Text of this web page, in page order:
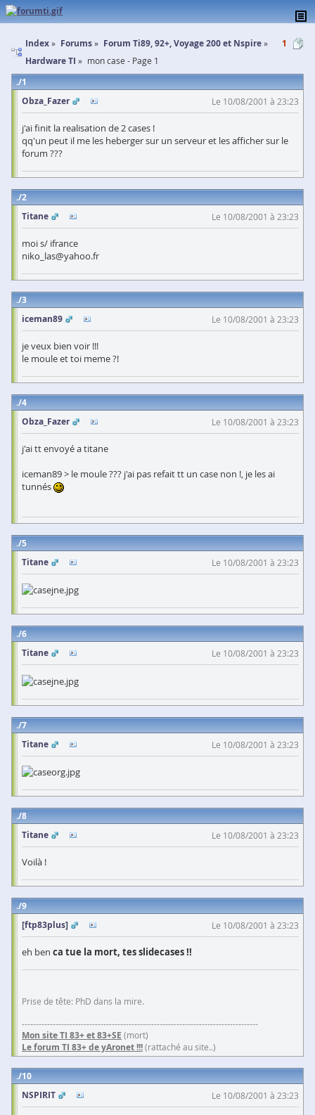
Index Forums
Forum Ti89, 92+, Voyage 200 et Nspire
Hardware TI
mon case - Page 1
1
1
Obza_Fazer
Le 10/08/2001 à 23:23
j'ai finit la realisation de 2 cases !
qq'un peut il me les heberger sur un serveur et les afficher sur le
forum ???
2
Titane
Le 10/08/2001 à 23:23
moi s/ ifrance
niko_las@yahoo.fr
3
iceman89
Le 10/08/2001 à 23:23
je veux bien voir !!!
le moule et toi meme ?!
4
Obza_Fazer
Le 10/08/2001 à 23:23
j'ai tt envoyé a titane
iceman89 > le moule ??? j'ai pas refait tt un case non !, je les ai
tunnés
5
Titane
Le 10/08/2001 à 23:23
6
Titane
Le 10/08/2001 à 23:23
7
Titane
Le 10/08/2001 à 23:23
8
Titane
Le 10/08/2001 à 23:23
Voilà !
9
[ftp83plus]
Le 10/08/2001 à 23:23
eh ben ca tue la mort, tes slidecases !!
Prise de tête: PhD dans la mire.
------------------------------------------------------------------------------------
Mon site TI 83+ et 83+SE (mort)
Le forum TI 83+ de yAronet !!!(rattaché au site..)
10
NSPIRIT
Le 10/08/2001 à 23:23